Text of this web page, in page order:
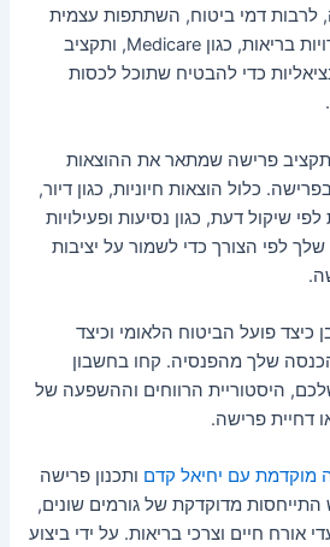
לרבות דמי ביטוח, השתתפות עצמית
והוצאות כיס. חקור אפשרויות בריאות, כגון Medicare, ותקציב
כדי להבטיח שתוכל לכסות
פרישה שמתאר את ההוצאות
כלול הוצאות חיוניות, כגון דיור,
שיקול דעת, כגון נסיעות ופעילויות
לפי הצורך כדי לשמור על יציבות
כיצד פועל הביטוח הלאומי וכיצד
שלך מהפנסיה. קחו בחשבון
היסטוריית הרווחים וההשפעה של
דחיית פרישה.
מוקדמת עם יחיאל קדם ותכנון פרישה
מדוקדקת של גורמים שונים,
אורח חיים וצרכי בריאות. על ידי ביצוע